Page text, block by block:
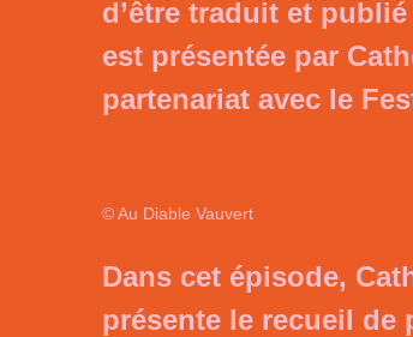
d’être traduit et
est présentée par
partenariat avec le
© Au Diable Vauvert
Dans cet épisode,
présente le recueil de